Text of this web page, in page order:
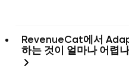
RevenueCat에서
하는 것이 얼마나 어렵